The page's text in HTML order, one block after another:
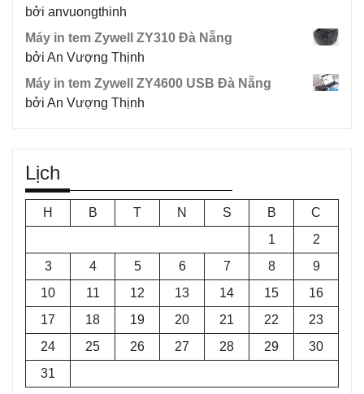
bởi anvuongthinh
Máy in tem Zywell ZY310 Đà Nẵng
bởi An Vượng Thịnh
Máy in tem Zywell ZY4600 USB Đà Nẵng
bởi An Vượng Thịnh
Lịch
H B T N S B
C
1
2
3
4 5 6 7 8
9
10
11 12 13 14 15
16
17
18 19 20 21 22
23
24
25 26 27 28 29
30
31